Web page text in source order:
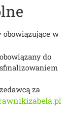
obowiązujące w
do
za